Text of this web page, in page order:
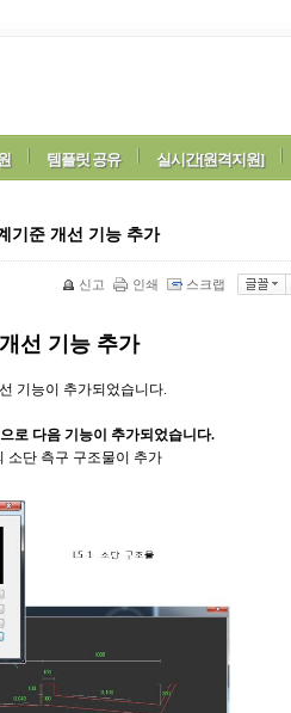
템플릿 공유 실시간[원격지원]
기준 개선 기능 추가
신고 인쇄 스크랩
선 기능 추가
기능이 추가되었습니다.
로 다음 기능이 추가되었습니다.
소단 측구 구조물이 추가